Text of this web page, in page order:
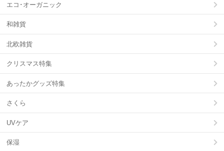
エコ･オーガニック
和雑貨
北欧雑貨
クリスマス特集
あったかグッズ特集
さくら
UVケア
保湿